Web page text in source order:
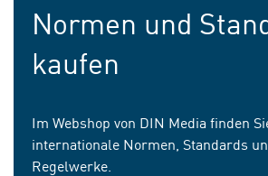
Normen und
kaufen
Im Webshop von DIN Media finden
internationale Normen, Standards
Regelwerke.